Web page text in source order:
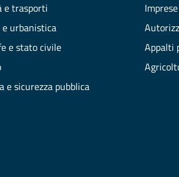
e trasporti
urbanistica
e stato civile
e sicurezza pubblica
Appalti